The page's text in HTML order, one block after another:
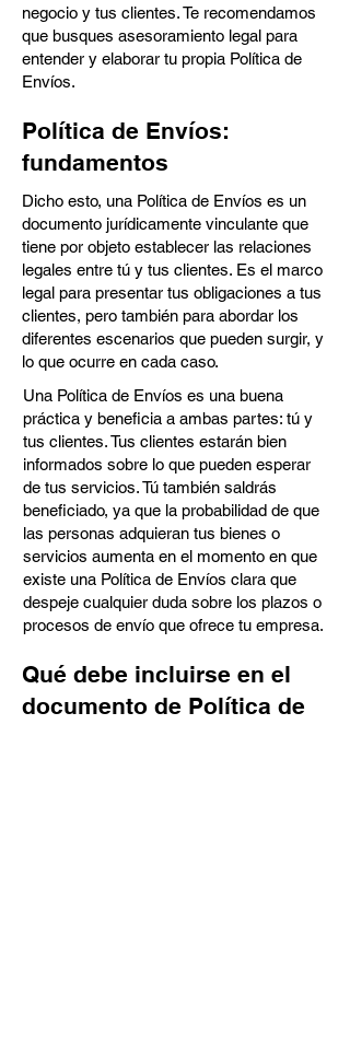
negocio y tus clientes. Te recomendamos
que busques asesoramiento legal para
entender y elaborar tu propia Política de
Envíos.
Política de Envíos:
fundamentos
Dicho esto, una Política de Envíos es un
documento jurídicamente vinculante que
tiene por objeto establecer las relaciones
legales entre tú y tus clientes. Es el marco
legal para presentar tus obligaciones a tus
clientes, pero también para abordar los
diferentes escenarios que pueden surgir, y
lo que ocurre en cada caso.
Una Política de Envíos es una buena
práctica y beneficia a ambas partes: tú y
tus clientes. Tus clientes estarán bien
informados sobre lo que pueden esperar
de tus servicios. Tú también saldrás
beneficiado, ya que la probabilidad de que
las personas adquieran tus bienes o
servicios aumenta en el momento en que
existe una Política de Envíos clara que
despeje cualquier duda sobre los plazos o
procesos de envío que ofrece tu empresa.
Qué debe incluirse en el
documento de Política de